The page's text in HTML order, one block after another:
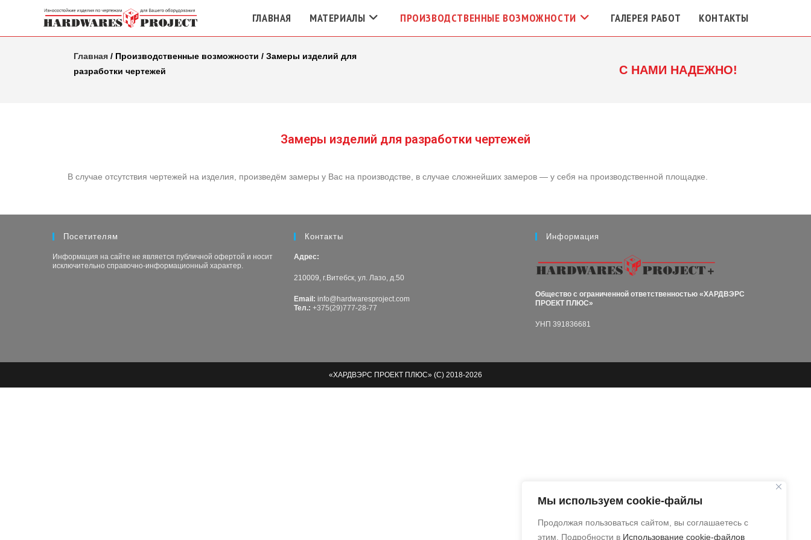
Мы используем cookie-файлы
Продолжая пользоваться сайтом, вы соглашаетесь с
этим. Подробности в Использование cookie-файлов
ГЛАВНАЯ МАТЕРИАЛЫ ПРОИЗВОДСТВЕННЫЕ ВОЗМОЖНОСТИ ГАЛЕРЕЯ РАБОТ КОНТАКТЫ
Главная / Производственные возможности / Замеры изделий для
разработки чертежей
С НАМИ НАДЕЖНО!
Замеры изделий для разработки чертежей
В случае отсутствия чертежей на изделия, произведём замеры у Вас на производстве, в случае сложнейших замеров — у себя на производственной площадке.
Посетителям
Информация на сайте не является публичной офертой и носит
исключительно справочно-информационный характер.
Контакты
Адрес:
210009, г.Витебск, ул. Лазо, д.50
Email: info@hardwaresproject.com
Тел.: +375(29)777-28-77
Информация
Общество с ограниченной ответственностью «ХАРДВЭРС
ПРОЕКТ ПЛЮС»
УНП 391836681
«ХАРДВЭРС ПРОЕКТ ПЛЮС» (С) 2018-2026